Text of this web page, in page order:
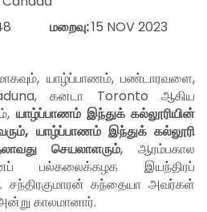
மறைவு:15 NOV 2023
, யாழ்ப்பாணம்,பண்டாரவளை,
கனடா Torontoஆகிய
யாழ்ப்பாணம் இந்துக் கல்லூரியின்
, யாழ்ப்பாணம் இந்துக் கல்லூரி
செயலாளரும், ஆரம்பகால
பல்கலைக்கழக இயந்திரப்
. சந்திரகுமாரன் கந்தையா அவர்கள்
காலமானார்.